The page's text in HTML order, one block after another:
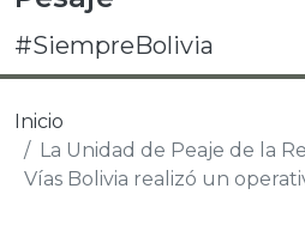
#SiempreBolivia
Inicio
La Unidad de Peaje de la
Vías Bolivia realizó un